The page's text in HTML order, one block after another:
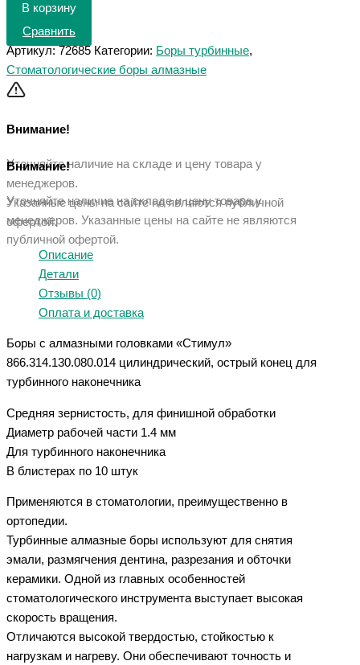
В корзину
Сравнить
Артикул:72685 Категории: Боры турбинные,
Стоматологические боры алмазные
Внимание!
Уточняйте наличие на складе и цену товара у
менеджеров.
Указанные цены на сайте не являются публичной
офертой.
Внимание!
Уточняйте наличие на складе и цену товара у
менеджеров. Указанные цены на сайте не являются
публичной офертой.
Описание
Детали
Отзывы (0)
Оплата и доставка
Боры с алмазными головками «Стимул»
866.314.130.080.014 цилиндрический, острый конец для
турбинного наконечника
Средняя зернистость, для финишной обработки
Диаметр рабочей части 1.4 мм
Для турбинного наконечника
В блистерах по 10 штук
Применяются в стоматологии, преимущественно в
ортопедии.
Турбинные алмазные боры используют для снятия
эмали, размягчения дентина, разрезания и обточки
керамики. Одной из главных особенностей
стоматологического инструмента выступает высокая
скорость вращения.
Отличаются высокой твердостью, стойкостью к
нагрузкам и нагреву. Они обеспечивают точность и